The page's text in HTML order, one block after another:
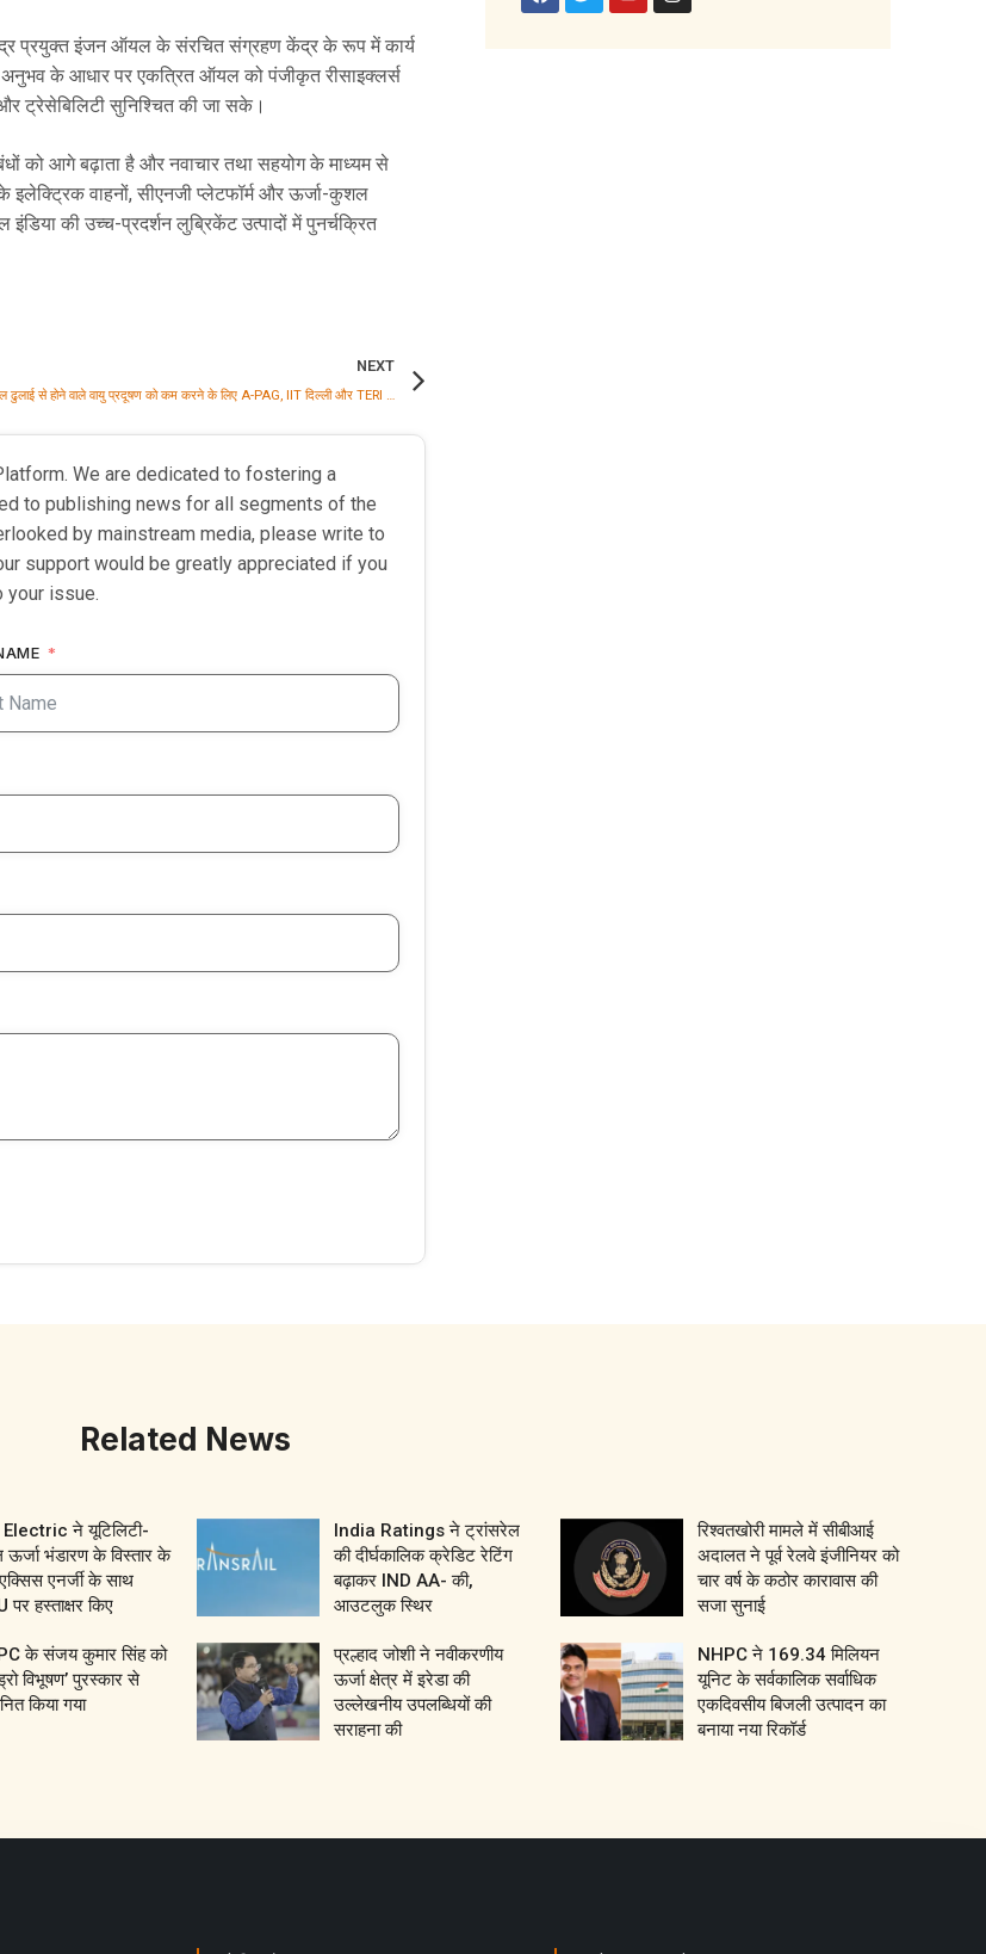
प्रयुक्त इंजन ऑयल के संरचित संग्रहण केंद्र के रूप में कार्य
अनुभव के आधार पर एकत्रित ऑयल को पंजीकृत रीसाइक्लर्स
ट्रेसेबिलिटी सुनिश्चित की जा सके।
को आगे बढ़ाता है और नवाचार तथा सहयोग के माध्यम से
के इलेक्ट्रिक वाहनों, सीएनजी प्लेटफॉर्म और ऊर्जा-कुशल
की उच्च-प्रदर्शन लुब्रिकेंट उत्पादों में पुनर्चक्रित
NEXT
दिल्ली में माल ढुलाई से होने वाले वायु प्रदूषण को कम करने के लिए A-PAG, IIT दिल्ली और TERI ने सुझाईं व्यावहारिक रणनीतियां
We are dedicated to fostering a
to publishing news for all segments of the
by mainstream media, please write to
support would be greatly appreciated if you
your issue.
Related News
ने यूटिलिटी-
भंडारण के विस्तार के
एनर्जी के साथ
पर हस्ताक्षर किए
India Ratings ने ट्रांसरेल
की दीर्घकालिक क्रेडिट रेटिंग
बढ़ाकर IND AA- की,
आउटलुक स्थिर
रिश्वतखोरी मामले में सीबीआई
अदालत ने पूर्व रेलवे इंजीनियर को
चार वर्ष के कठोर कारावास की
सजा सुनाई
के संजय कुमार सिंह को
विभूषण’ पुरस्कार से
किया गया
प्रल्हाद जोशी ने नवीकरणीय
ऊर्जा क्षेत्र में इरेडा की
उल्लेखनीय उपलब्धियों की
सराहना की
NHPC ने 169.34 मिलियन
यूनिट के सर्वकालिक सर्वाधिक
एकदिवसीय बिजली उत्पादन का
बनाया नया रिकॉर्ड